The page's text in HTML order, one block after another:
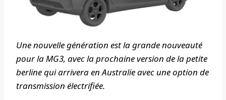
Une nouvelle génération est la grande nouveauté
pour la MG3, avec la prochaine version de la petite
berline qui arrivera en Australie avec une option de
transmission électrifiée.